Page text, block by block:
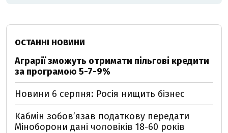
ОСТАННІ НОВИНИ
Аграрії зможуть отримати пільгові кредити
за програмою 5-7-9%
Новини 6 серпня: Росія нищить бізнес
Кабмін зобовʼязав податкову передати
Міноборони дані чоловіків 18-60 років